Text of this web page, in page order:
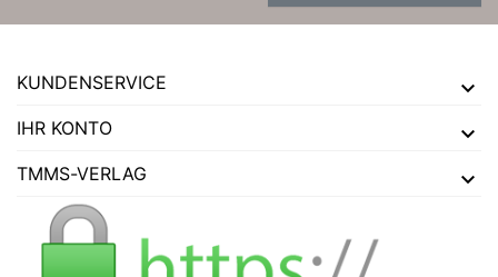
KUNDENSERVICE
IHR KONTO
TMMS-VERLAG